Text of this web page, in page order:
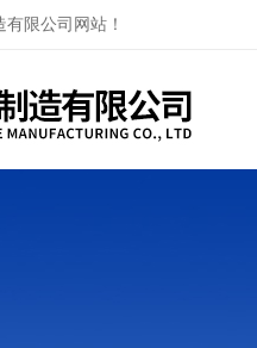
限公司网站！